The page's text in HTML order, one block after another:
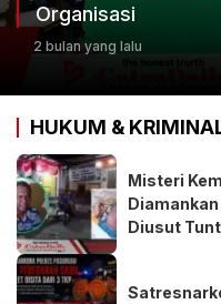
HUKUM &
Misteri
Diusut